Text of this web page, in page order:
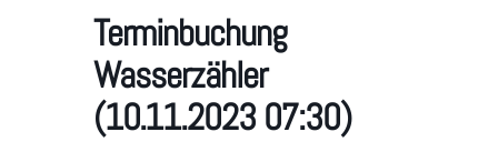
Terminbuchung
Wasserzähler
(10.11.2023 07:30)